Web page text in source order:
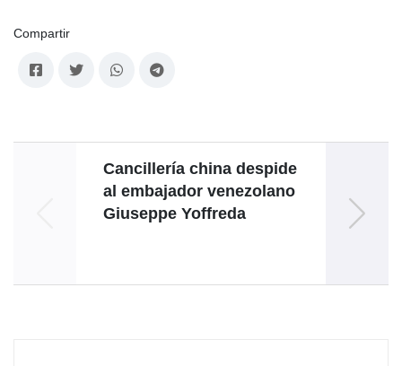
Compartir
Cancillería china despide
al embajador venezolano
Giuseppe Yoffreda